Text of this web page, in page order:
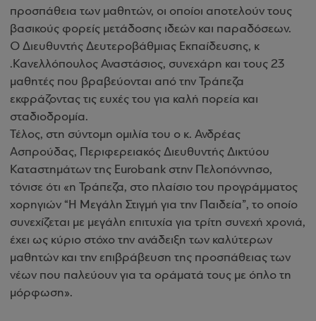
προσπάθεια των μαθητών, οι οποίοι αποτελούν τους
βασικούς φορείς μετάδοσης ιδεών και παραδόσεων.
Ο Διευθυντής Δευτεροβάθμιας Εκπαίδευσης, κ
.Κανελλόπουλος Αναστάσιος, συνεχάρη και τους 23
μαθητές που βραβεύονται από την Τράπεζα
εκφράζοντας τις ευχές του για καλή πορεία και
σταδιοδρομία.
Τέλος, στη σύντομη ομιλία του ο κ. Ανδρέας
Ασπρούδας, Περιφερειακός Διευθυντής Δικτύου
Καταστημάτων της Eurobank στην Πελοπόννησο,
τόνισε ότι «η Τράπεζα, στο πλαίσιο του προγράμματος
χορηγιών “Η Μεγάλη Στιγμή για την Παιδεία”, το οποίο
συνεχίζεται με μεγάλη επιτυχία για τρίτη συνεχή χρονιά,
έχει ως κύριο στόχο την ανάδειξη των καλύτερων
μαθητών και την επιβράβευση της προσπάθειας των
νέων που παλεύουν για τα οράματά τους με όπλο τη
μόρφωση».